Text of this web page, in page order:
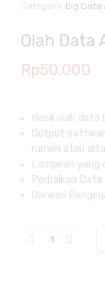
Category: Big Data
Olah Data
Rp50.000
Hasil olah data
Output
rumah atau
Lampiran yang
Perbaikan
Garansi